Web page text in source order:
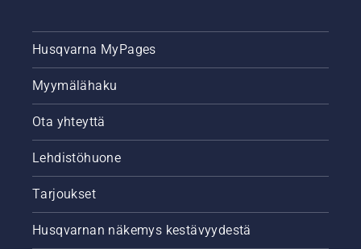
Husqvarna MyPages
Myymälähaku
Ota yhteyttä
Lehdistöhuone
Tarjoukset
Husqvarnan näkemys kestävyydestä